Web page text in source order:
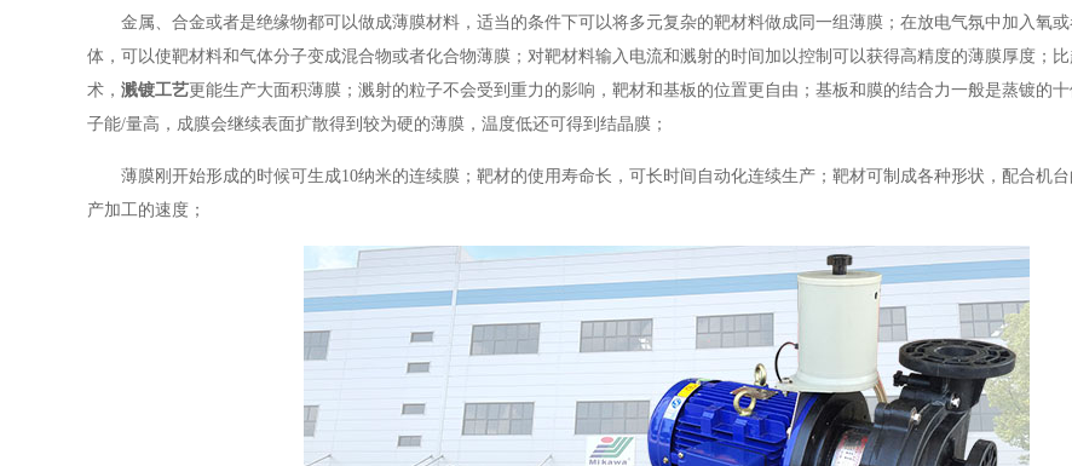
金属、合金或者是绝缘物都可以做成薄膜材料，适当的条件下可以将多元复杂的靶材料做成同一组薄膜；在放电气氛中加入氧
体，可以使靶材料和气体分子变成混合物或者化合物薄膜；对靶材料输入电流和溅射的时间加以控制可以获得高精度的薄膜厚度；
术， 溅镀工艺更能生产大面积薄膜；溅射的粒子不会受到重力的影响，靶材和基板的位置更自由；基板和膜的结合力一般是蒸镀的
子能/量高，成膜会继续表面扩散得到较为硬的薄膜，温度低还可得到结晶膜；
薄膜刚开始形成的时候可生成10纳米的连续膜；靶材的使用寿命长，可长时间自动化连续生产；靶材可制成各种形状，配合机
产加工的速度；